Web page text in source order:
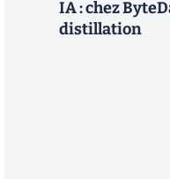
IA : chez
distillation